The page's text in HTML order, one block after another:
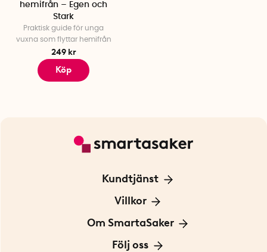
hemifrån – Egen och
Stark
Praktisk guide för unga
vuxna som flyttar hemifrån
249 kr
Köp
Kundtjänst
Kontakta oss
För Företag
Villkor
Frakt och leverans
Personuppgiftspolicy
Om SmartaSaker
Om oss
Följ oss